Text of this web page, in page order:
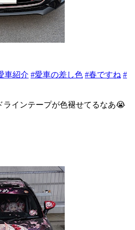
車紹介 #愛車の差し色 #春ですね #
ラインテープが色褪せてるなあ😭